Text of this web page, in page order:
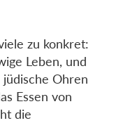
zu konkret:
Leben, und
jüdische Ohren
Essen von
die